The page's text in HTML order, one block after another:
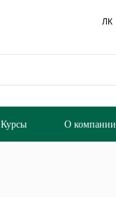
ЛК
Курсы О компании